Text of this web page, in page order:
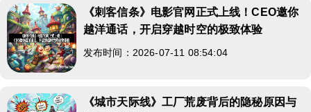
《刺客信条》电影官网正式上线！CEO邀你
越洋通话，开启穿越时空的极致体验
发布时间：2026-07-11 08:54:04
《城市天际线》工厂荒废背后的隐秘原因与